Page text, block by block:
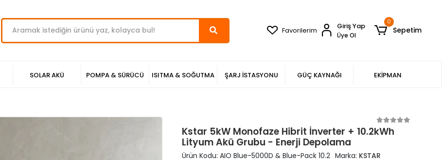
Favorilerim Giriş Yap
Üye Ol
0
Sepetim
SOLAR AKÜ POMPA & SÜRÜCÜ ISITMA & SOĞUTMA ŞARJ İSTASYONU GÜÇ KAYNAĞI EKİPMAN
Kstar 5kW Monofaze Hibrit İnverter + 10.2kWh
Lityum Akü Grubu - Enerji Depolama
Ürün Kodu: AIO Blue-5000D & Blue-Pack 10.2 Marka: KSTAR